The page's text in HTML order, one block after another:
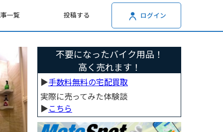
一覧 投稿する ログイン
不要になったバイク用品！
高く売れます！
▶︎手数料無料の宅配買取
実際に売ってみた体験談
▶︎こちら